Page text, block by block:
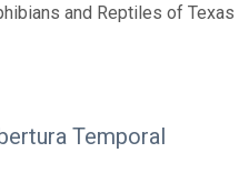
and Reptiles of
Temporal